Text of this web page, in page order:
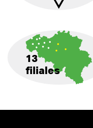
13
filiales